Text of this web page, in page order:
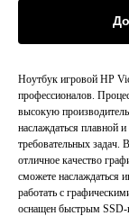
Ноутбук игровой HP
профессионалов.
высокую
наслаждаться плавной
требовательных задач.
отличное качество
сможете наслаждаться
работать с
оснащен быстрым SSD-